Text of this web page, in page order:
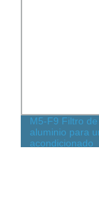
M5-F9 Filtro
aluminio para
acondicionado